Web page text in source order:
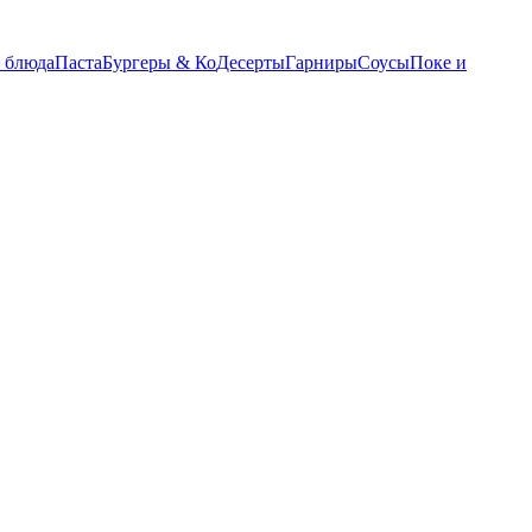
блюдаПастаБургеры & КоДесертыГарнирыСоусыПоке и